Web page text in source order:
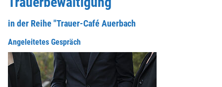
in der Reihe "Trauer-Café Auerbach
Angeleitetes Gespräch